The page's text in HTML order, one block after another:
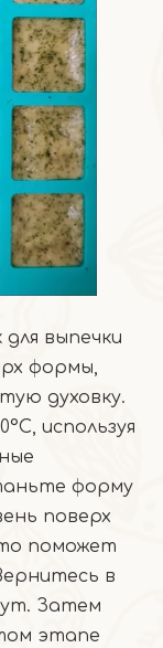
выпечки
формы,
духовку.
используя
форму
поверх
поможет
в
Затем
этапе